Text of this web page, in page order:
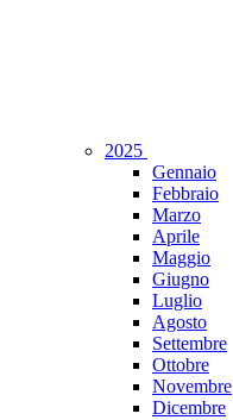
2025
Gennaio
Febbraio
Marzo
Aprile
Maggio
Giugno
Luglio
Agosto
Settembre
Ottobre
Novembre
Dicembre